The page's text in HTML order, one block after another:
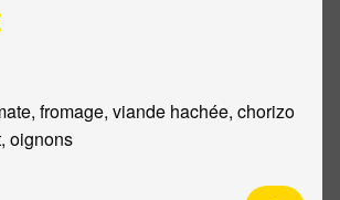
fromage, viande hachée, chorizo
oignons